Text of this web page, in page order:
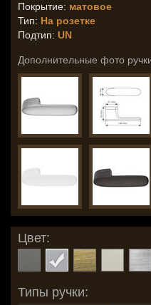
Покрытие: матовое
Тип: На розетке
Подтип: UN
Дополнительные фото
Цвет:
Типы ручки: